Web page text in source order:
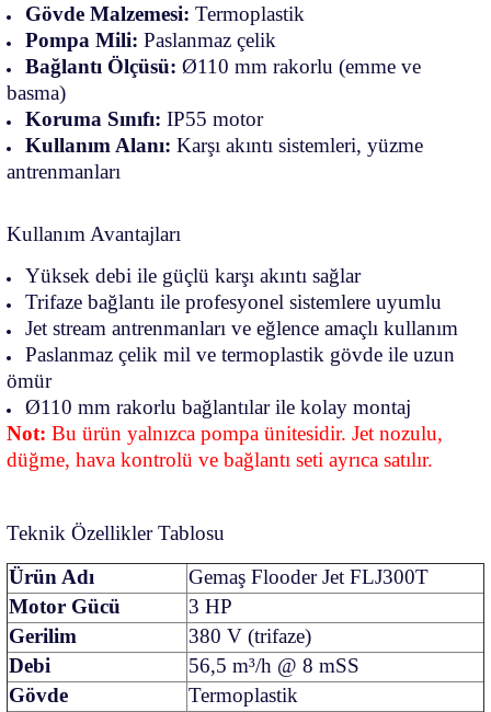
Gövde Malzemesi: Termoplastik
Pompa Mili: Paslanmaz çelik
Bağlantı Ölçüsü: Ø110 mm rakorlu (emme ve
basma)
Koruma Sınıfı: IP55 motor
Kullanım Alanı: Karşı akıntı sistemleri, yüzme
antrenmanları
Kullanım Avantajları
Yüksek debi ile güçlü karşı akıntı sağlar
Trifaze bağlantı ile profesyonel sistemlere uyumlu
Jet stream antrenmanları ve eğlence amaçlı kullanım
Paslanmaz çelik mil ve termoplastik gövde ile uzun
ömür
Ø110 mm rakorlu bağlantılar ile kolay montaj
Not: Bu ürün yalnızca pompa ünitesidir. Jet nozulu,
düğme, hava kontrolü ve bağlantı seti ayrıca satılır.
Teknik Özellikler Tablosu
Ürün Adı
Gemaş Flooder Jet FLJ300T
Motor Gücü
3 HP
Gerilim
380 V (trifaze)
Debi
56,5 m³/h @ 8 mSS
Gövde
Termoplastik